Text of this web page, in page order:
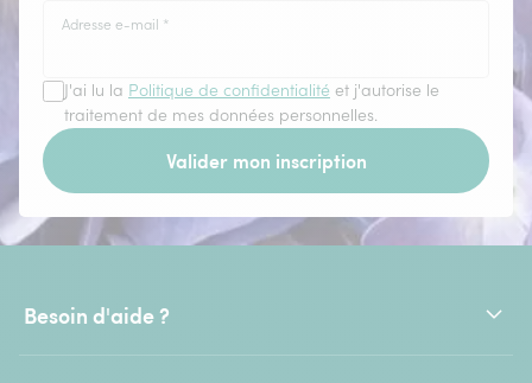
Adresse e-mail *
J'ai lu la Politique de confidentialité et j'autorise le
traitement de mes données personnelles.
Valider mon inscription
Besoin d'aide ?